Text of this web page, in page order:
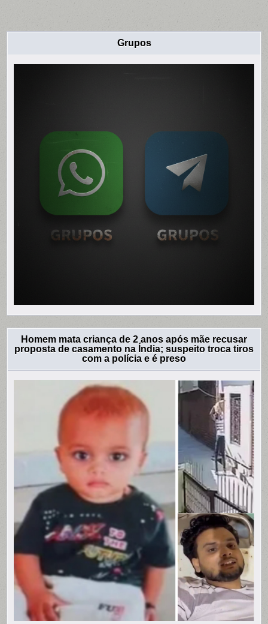
Grupos
Homem mata criança de 2 anos após mãe recusar
proposta de casamento na Índia; suspeito troca tiros
com a polícia e é preso